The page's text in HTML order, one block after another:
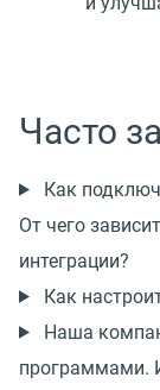
Часто
Как
От чего
интеграции?
Как
Наша
программами.